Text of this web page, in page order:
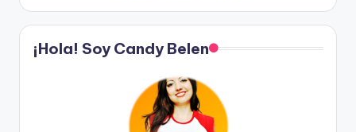
¡Hola! Soy Candy Belen